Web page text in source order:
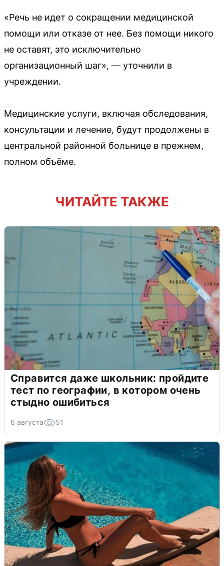
«Речь не идет о сокращении медицинской
помощи или отказе от нее. Без помощи никого
не оставят, это исключительно
организационный шаг», — уточнили в
учреждении.
Медицинские услуги, включая обследования,
консультации и лечение, будут продолжены в
центральной районной больнице в прежнем,
полном объёме.
ЧИТАЙТЕ ТАКЖЕ
Справится даже школьник: пройдите
тест по географии, в котором очень
стыдно ошибиться
6 августа 51